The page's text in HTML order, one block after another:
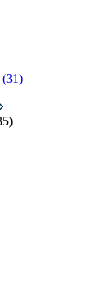
(31)